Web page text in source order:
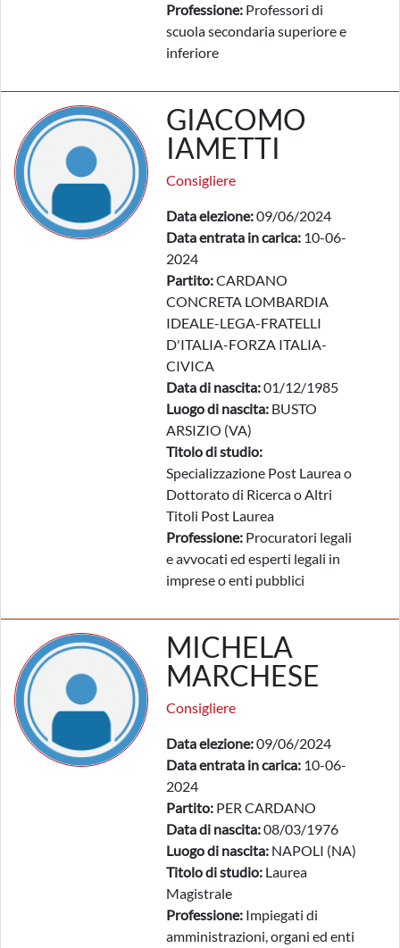
Professione: Professori di
scuola secondaria superiore e
inferiore
GIACOMO
IAMETTI
Consigliere
Data elezione:09/06/2024
Data entrata in carica: 10-06-
2024
Partito:CARDANO
CONCRETA LOMBARDIA
IDEALE-LEGA-FRATELLI
D'ITALIA-FORZA ITALIA-
CIVICA
Data di nascita:01/12/1985
Luogo di nascita: BUSTO
ARSIZIO (VA)
Titolo di studio:
Specializzazione Post Laurea o
Dottorato di Ricerca o Altri
Titoli Post Laurea
Professione: Procuratori legali
e avvocati ed esperti legali in
imprese o enti pubblici
MICHELA
MARCHESE
Consigliere
Data elezione:09/06/2024
Data entrata in carica: 10-06-
2024
Partito: PER CARDANO
Data di nascita:08/03/1976
Luogo di nascita: NAPOLI (NA)
Titolo di studio: Laurea
Magistrale
Professione: Impiegati di
amministrazioni, organi ed enti